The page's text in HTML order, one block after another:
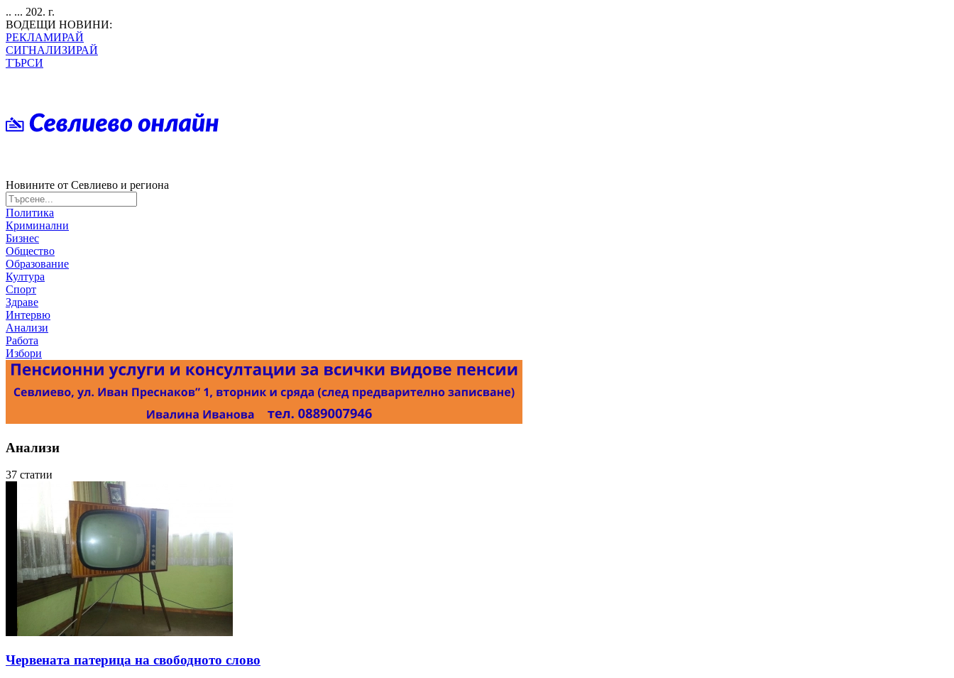
.. ... 202. г.
ВОДЕЩИ НОВИНИ:
РЕКЛАМИРАЙ
СИГНАЛИЗИРАЙ
ТЪРСИ
Новините от Севлиево и региона
Политика
Криминални
Бизнес
Общество
Образование
Култура
Спорт
Здраве
Интервю
Анализи
Работа
Избори
Анализи
37 статии
Червената патерица на свободното слово